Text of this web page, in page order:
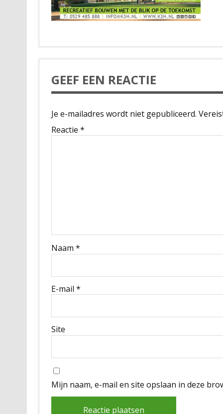
GEEF EEN REACTIE
Je e-mailadres wordt niet gepubliceerd.
Reactie *
Naam *
E-mail *
Site
Mijn naam, e-mail en site opslaan in deze